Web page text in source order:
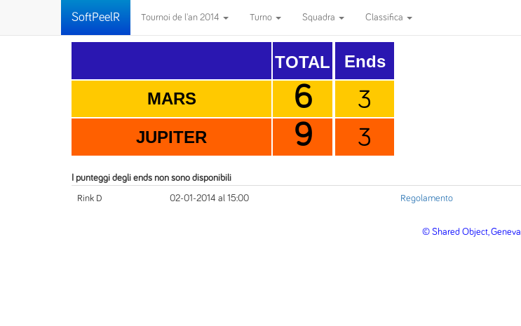
SoftPeelR Tournoi de l'an 2014 Turno Squadra Classifica
MARS
JUPITER
TOTAL
6
9
Ends
3
3
I punteggi degli ends non sono disponibili
Rink D 02-01-2014 al 15:00 Regolamento
© Shared Object, Geneva